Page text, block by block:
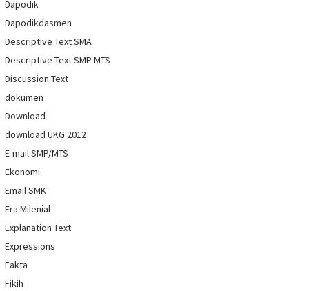
Dapodik
Dapodikdasmen
Descriptive Text SMA
Descriptive Text SMP MTS
Discussion Text
dokumen
Download
download UKG 2012
E-mail SMP/MTS
Ekonomi
Email SMK
Era Milenial
Explanation Text
Expressions
Fakta
Fikih